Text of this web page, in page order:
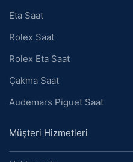
Eta Saat
Rolex Saat
Rolex Eta Saat
Çakma Saat
Audemars Piguet Saat
Müşteri Hizmetleri